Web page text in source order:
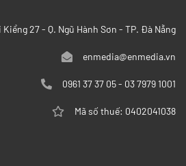
Kiểng 27 - Q. Ngũ Hành Sơn - TP. Đà Nẵng
enmedia@enmedia.vn
0961 37 37 05 - 03 7979 1001
Mã số thuế: 0402041038